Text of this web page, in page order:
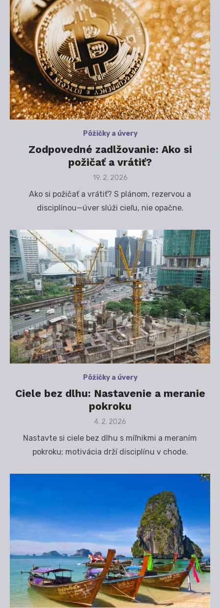
Pôžičky a úvery
Zodpovedné zadlžovanie: Ako si
požičať a vrátiť?
Posted
19. 2. 2026
Ako si požičať a vrátiť? S plánom, rezervou a
disciplínou—úver slúži cieľu, nie opačne.
Pôžičky a úvery
Ciele bez dlhu: Nastavenie a meranie
pokroku
Posted
4. 2. 2026
Nastavte si ciele bez dlhu s míľnikmi a meraním
pokroku; motivácia drží disciplínu v chode.